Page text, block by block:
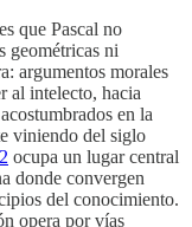
que Pascal no
geométricas ni
argumentos morales
al intelecto, hacia
en la
viniendo del siglo
2 ocupa un lugar central
donde convergen
del conocimiento.
opera por vías